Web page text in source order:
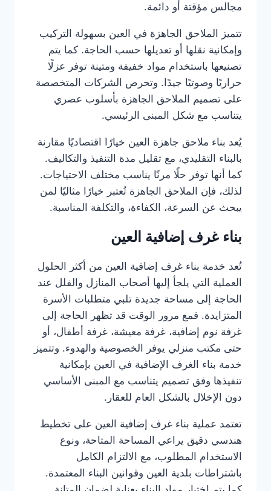
مجالس مؤقتة أو دائمة.
تتميز الملاحق الجاهزة في العين بسهولة التركيب
وإمكانية نقلها أو تعديلها حسب الحاجة. كما يتم
تصنيعها باستخدام مواد خفيفة ومتينة توفر عزلًا
حراريًا وصوتيًا جيدًا. وتحرص الشركات المتخصصة
على تصميم الملاحق الجاهزة بأسلوب عصري
يتناسب مع شكل المبنى الرئيسي.
يُعد بناء ملاحق جاهزة العين خيارًا اقتصاديًا مقارنة
بالبناء التقليدي، مع تقليل مدة التنفيذ والتكاليف.
كما أنها توفر حلًا مرنًا يناسب مختلف الاحتياجات.
لذلك، فإن الملاحق الجاهزة تُعتبر خيارًا مثاليًا لمن
يبحث عن السرعة، الكفاءة، والتكلفة المناسبة.
بناء غرف إضافية العين
تُعد خدمة بناء غرف إضافية العين من أكثر الحلول
العملية التي يلجأ إليها أصحاب المنازل والفلل عند
الحاجة إلى مساحة جديدة تلبي متطلبات الأسرة
المتزايدة. فمع مرور الوقت قد تظهر الحاجة إلى
غرفة نوم إضافية، غرفة معيشة، غرفة أطفال، أو
حتى مكتب منزلي يوفر الخصوصية والهدوء. وتتميز
خدمة بناء الغرف الإضافية في العين بإمكانية
تنفيذها وفق تصميم يتناسب مع المبنى الأساسي
دون الإخلال بالشكل العام للعقار.
تعتمد عملية بناء غرف إضافية العين على تخطيط
هندسي دقيق يراعي المساحة المتاحة، ونوع
الاستخدام المطلوب، مع الالتزام الكامل
باشتراطات بلدية العين وقوانين البناء المعتمدة.